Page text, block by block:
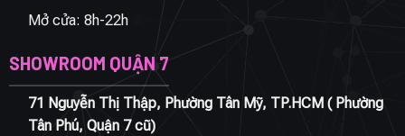
Mở cửa: 8h-22h
SHOWROOM QUẬN 7
71 Nguyễn Thị Thập, Phường Tân Mỹ, TP.HCM ( Phường
Tân Phú, Quận 7 cũ)